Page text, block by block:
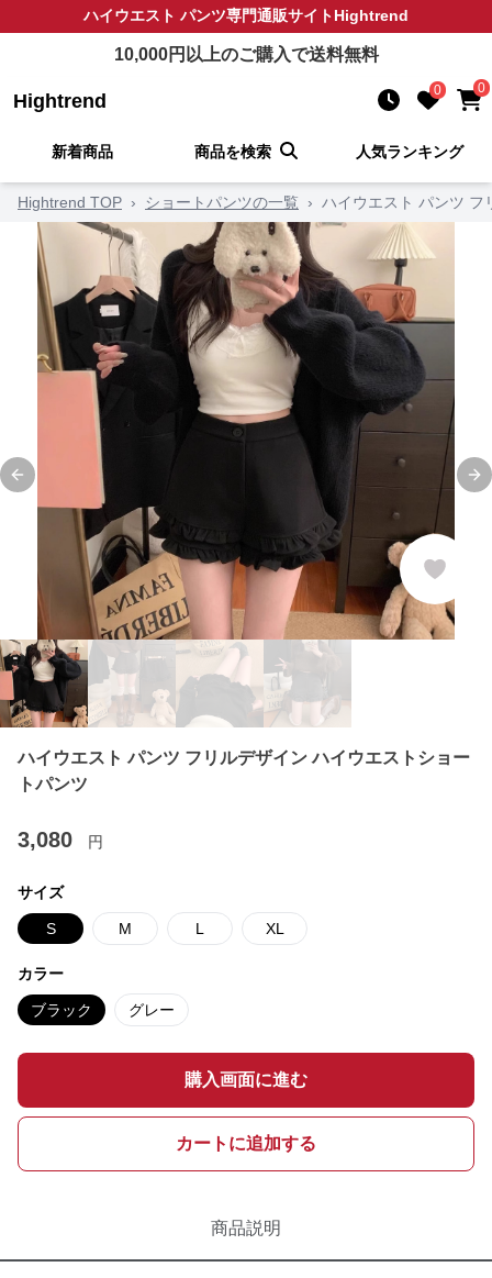
ハイウエスト パンツ専門通販サイトHightrend
10,000円以上のご購入で送料無料
Hightrend 0 0
新着商品 商品を検索 人気ランキング
Hightrend TOP › ショートパンツの一覧 › ハイウエスト パンツ フ
Previous slide
ハイウエスト パンツ フリルデザイン ハイウエストショー
トパンツ
3,080 円
サイズ
S M L XL
カラー
ブラック グレー
購入画面に進む
カートに追加する
商品説明